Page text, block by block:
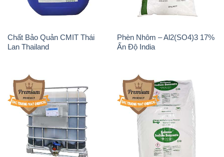
Chất Bảo Quản CMIT Thái
Lan Thailand
Phèn Nhôm – Al2(SO4)3 17%
Ấn Độ India